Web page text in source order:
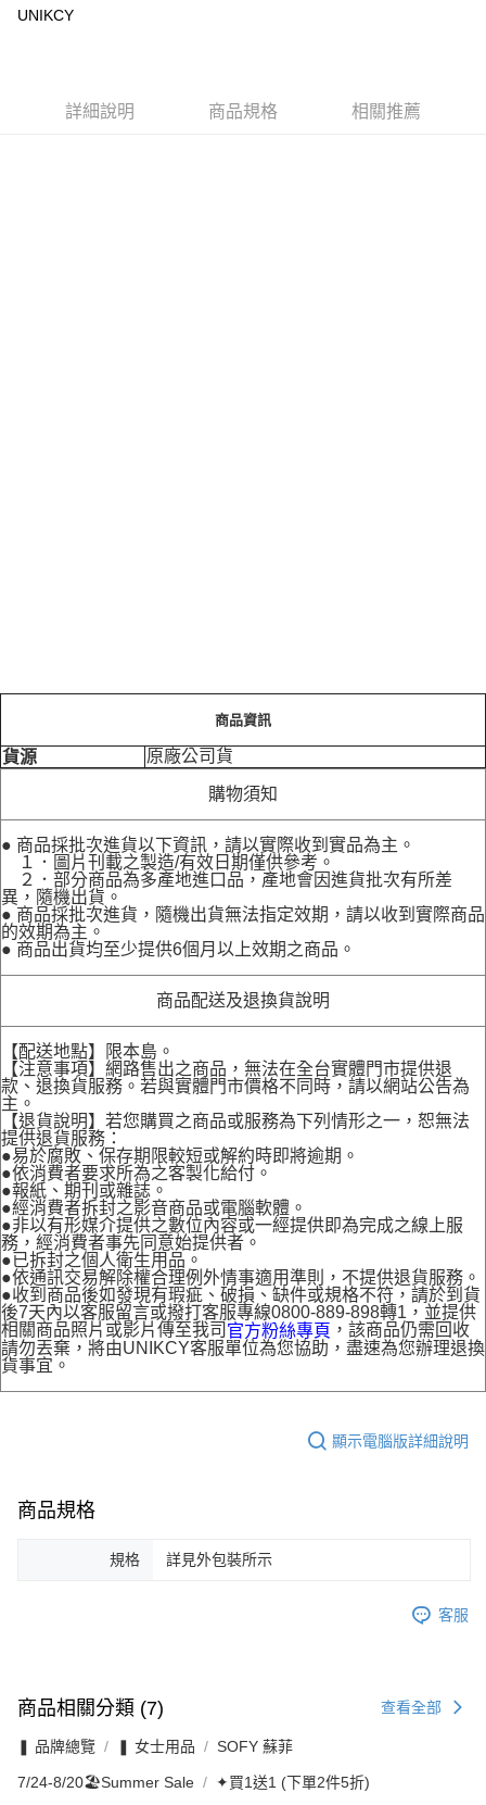
UNIKCY
詳細說明 商品規格 相關推薦
商品資訊
貨源 原廠公司貨
購物須知
● 商品採批次進貨以下資訊，請以實際收到實品為主。
１．圖片刊載之製造/有效日期僅供參考。
２．部分商品為多產地進口品，產地會因進貨批次有所差
異，隨機出貨。
● 商品採批次進貨，隨機出貨無法指定效期，請以收到實際商品
的效期為主。
● 商品出貨均至少提供6個月以上效期之商品。
商品配送及退換貨說明
【配送地點】限本島。
【注意事項】網路售出之商品，無法在全台實體門市提供退
款、退換貨服務。若與實體門市價格不同時，請以網站公告為
主。
【退貨說明】若您購買之商品或服務為下列情形之一，恕無法
提供退貨服務：
●易於腐敗、保存期限較短或解約時即將逾期。
●依消費者要求所為之客製化給付。
●報紙、期刊或雜誌。
●經消費者拆封之影音商品或電腦軟體。
●非以有形媒介提供之數位內容或一經提供即為完成之線上服
務，經消費者事先同意始提供者。
●已拆封之個人衛生用品。
●依通訊交易解除權合理例外情事適用準則，不提供退貨服務。
●收到商品後如發現有瑕疵、破損、缺件或規格不符，請於到貨
後7天內以客服留言或撥打客服專線0800-889-898轉1，並提供
相關商品照片或影片傳至我司 官方粉絲專頁 ，該商品仍需回收
請勿丟棄，將由UNIKCY客服單位為您協助，盡速為您辦理退換
貨事宜。
顯示電腦版詳細說明
商品規格
規格 詳見外包裝所示
客服
商品相關分類 (7) 查看全部
❚ 品牌總覽 ❚ 女士用品 SOFY 蘇菲
7/24-8/20🏖️Summer Sale ✦買1送1 (下單2件5折)